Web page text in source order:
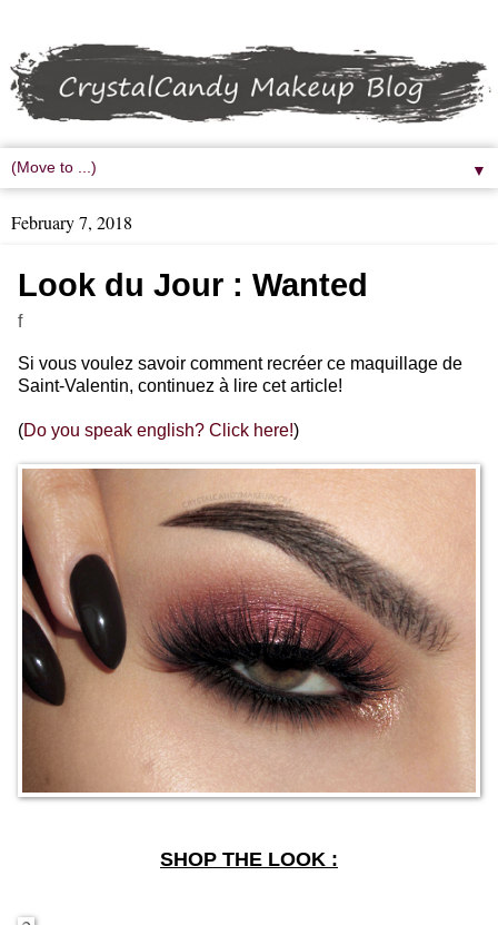
▼
February 7, 2018
Look du Jour : Wanted
f
Si vous voulez savoir comment recréer ce maquillage de
Saint-Valentin, continuez à lire cet article!
(Do you speak english? Click here!)
SHOP THE LOOK :